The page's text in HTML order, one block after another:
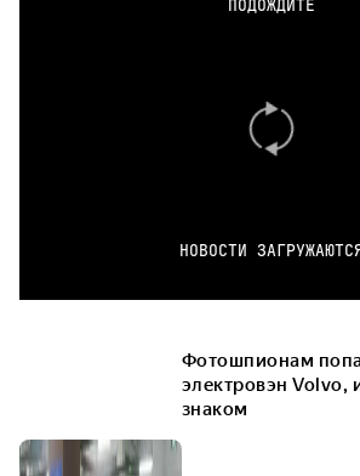
ПОДОЖДИТЕ
НОВОСТИ
Фотошпионам
электровэн Volvo,
знаком